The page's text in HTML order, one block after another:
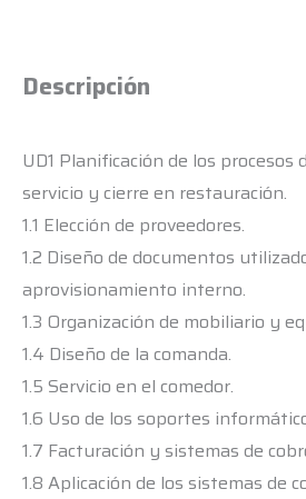
Descripción
UD1 Planificación de los procesos
servicio y cierre en restauración.
1.1 Elección de proveedores.
1.2 Diseño de documentos
aprovisionamiento interno.
1.3 Organización de mobiliario y
1.4 Diseño de la comanda.
1.5 Servicio en el comedor.
1.6 Uso de los soportes
1.7 Facturación y sistemas de
1.8 Aplicación de los sistemas de